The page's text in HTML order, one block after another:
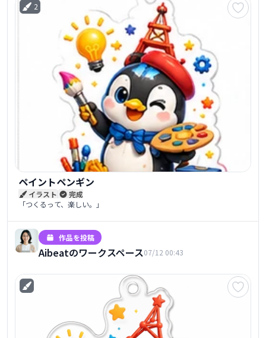
2
ペイントペンギン
イラスト|
完成
「つくるって、楽しい。」
作品を投稿
Aibeatのワークスペース07/12 00:43